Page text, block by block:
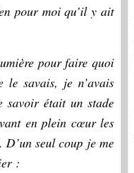
pour moi qu’il y ait
pour faire quoi
le savais, je n’avais
savoir était un stade
en plein cœur les
seul coup je me
: